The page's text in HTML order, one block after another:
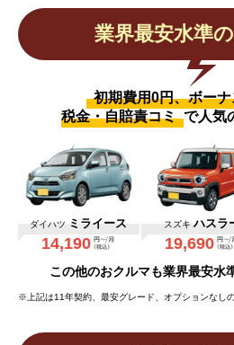
業界最安水準の
初期費用0円、ボー
税金・自賠責コミ で人気
ダイハツ ミライース
14,190
スズキ ハスラ
19,690
この他のおクルマも業界最安水
※上記は11年契約、最安グレード、オプションなし